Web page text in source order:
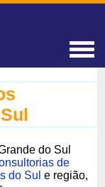
do Sul
de
do Sul e região,